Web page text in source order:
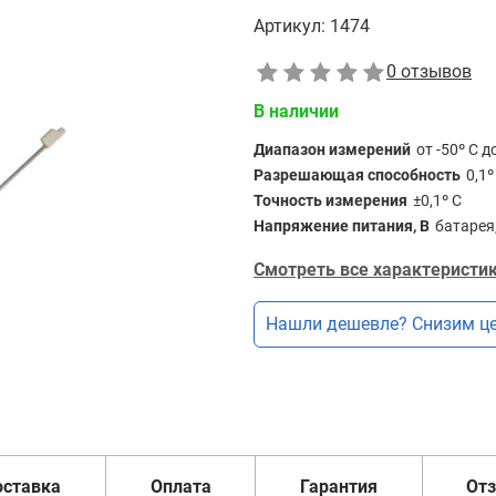
Артикул: 1474
0 отзывов
В наличии
Диапазон измерений от -50º С
Разрешающая способность
Точность измерения ±0,1º С
Напряжение питания, В
Смотреть все
Нашли дешевле? Снизим
Оплата Гарантия